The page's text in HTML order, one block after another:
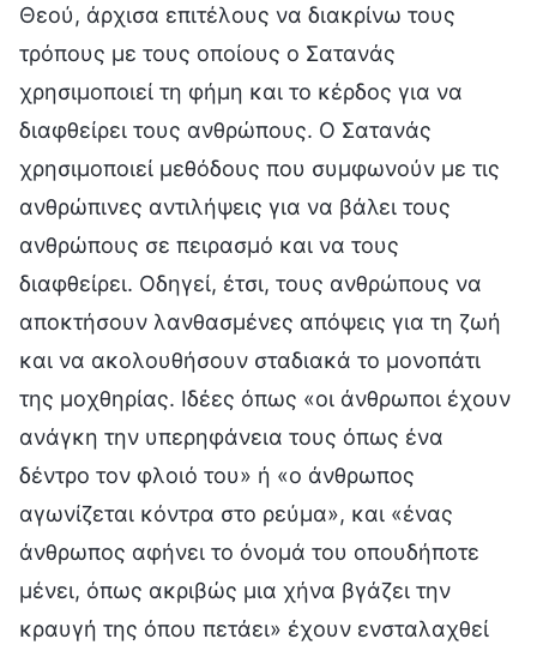
Θεού, άρχισα επιτέλους να διακρίνω τους
τρόπους με τους οποίους ο Σατανάς
χρησιμοποιεί τη φήμη και το κέρδος για να
διαφθείρει τους ανθρώπους. Ο Σατανάς
χρησιμοποιεί μεθόδους που συμφωνούν με τις
ανθρώπινες αντιλήψεις για να βάλει τους
ανθρώπους σε πειρασμό και να τους
διαφθείρει. Οδηγεί, έτσι, τους ανθρώπους να
αποκτήσουν λανθασμένες απόψεις για τη ζωή
και να ακολουθήσουν σταδιακά το μονοπάτι
της μοχθηρίας. Ιδέες όπως «οι άνθρωποι έχουν
ανάγκη την υπερηφάνεια τους όπως ένα
δέντρο τον φλοιό του» ή «ο άνθρωπος
αγωνίζεται κόντρα στο ρεύμα», και «ένας
άνθρωπος αφήνει το όνομά του οπουδήποτε
μένει, όπως ακριβώς μια χήνα βγάζει την
κραυγή της όπου πετάει» έχουν ενσταλαχθεί